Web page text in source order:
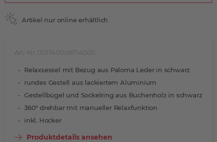
Art.-Nr. 001740008714000
Relaxsessel mit Bezug aus Paloma Leder in schwarz
rundes Gestell aus lackiertem Aluminium
Gestellbügel und Sockelring aus Buchenholz in schwarz
360° drehbar mit manueller Relaxfunktion
inkl. Hocker
Produktdetails ansehen
Artikel nur online erhältlich